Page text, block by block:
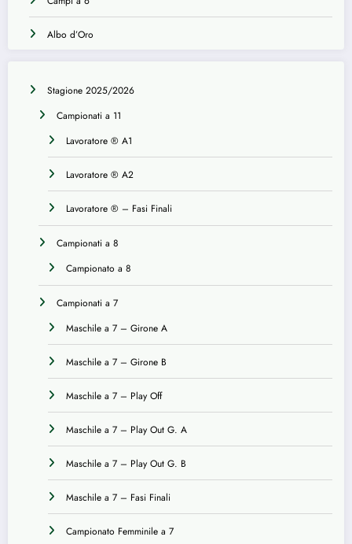
Albo d’Oro
Stagione 2025/2026
Campionati a 11
Lavoratore ® A1
Lavoratore ® A2
Lavoratore ® – Fasi Finali
Campionati a 8
Campionato a 8
Campionati a 7
Maschile a 7 – Girone A
Maschile a 7 – Girone B
Maschile a 7 – Play Off
Maschile a 7 – Play Out G. A
Maschile a 7 – Play Out G. B
Maschile a 7 – Fasi Finali
Campionato Femminile a 7